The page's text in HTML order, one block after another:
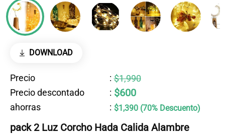
DOWNLOAD
Precio : $1,990
Precio descontado
: $600
ahorras : $1,390 (70% Descuento)
pack 2 Luz Corcho Hada Calida Alambre